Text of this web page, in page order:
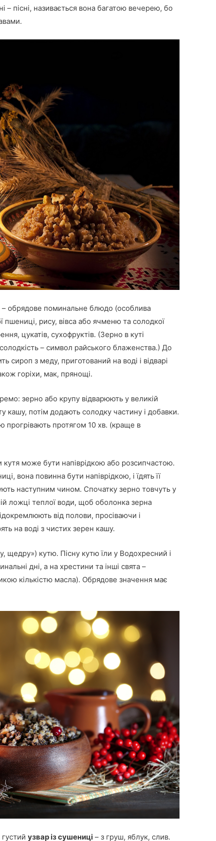
– пісні, називається вона багатою вечерею, бо
– обрядове поминальне блюдо (особлива
пшениці, рису, вівса або ячменю та солодкої
цукатів, сухофруктів. (Зерно в куті
– символ райського блаженства.) До
сироп з меду, приготований на воді і відварі
горіхи, мак, прянощі.
зерно або крупу відварюють у великій
кашу, потім додають солодку частину і добавки.
прогрівають протягом 10 хв. (краще в
кутя може бути напіврідкою або розсипчастою.
вона повинна бути напіврідкою, і їдять її
наступним чином. Спочатку зерно товчуть у
ложці теплої води, щоб оболонка зерна
від полови, просіваючи і
на воді з чистих зерен кашу.
щедру») кутю. Пісну кутю їли у Водохресний і
дні, а на хрестини та інші свята –
кількістю масла). Обрядове значення має
густийузвар із сушениці – з груш, яблук, слив.